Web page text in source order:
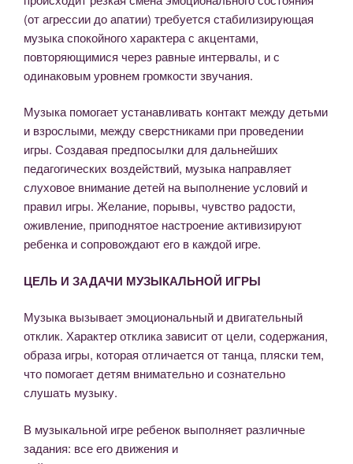
(от агрессии до апатии) требуется стабилизирующая
музыка спокойного характера с акцентами,
повторяющимися через равные интервалы, и с
одинаковым уровнем громкости звучания.
Музыка помогает устанавливать контакт между детьми
и взрослыми, между сверстниками при проведении
игры. Создавая предпосылки для дальнейших
педагогических воздействий, музыка направляет
слуховое внимание детей на выполнение условий и
правил игры. Желание, порывы, чувство радости,
оживление, приподнятое настроение активизируют
ребенка и сопровождают его в каждой игре.
ЦЕЛЬ И ЗАДАЧИ МУЗЫКАЛЬНОЙ ИГРЫ
Музыка вызывает эмоциональный и двигательный
отклик. Характер отклика зависит от цели, содержания,
образа игры, которая отличается от танца, пляски тем,
что помогает детям внимательно и сознательно
слушать музыку.
В музыкальной игре ребенок выполняет различные
задания: все его движения и